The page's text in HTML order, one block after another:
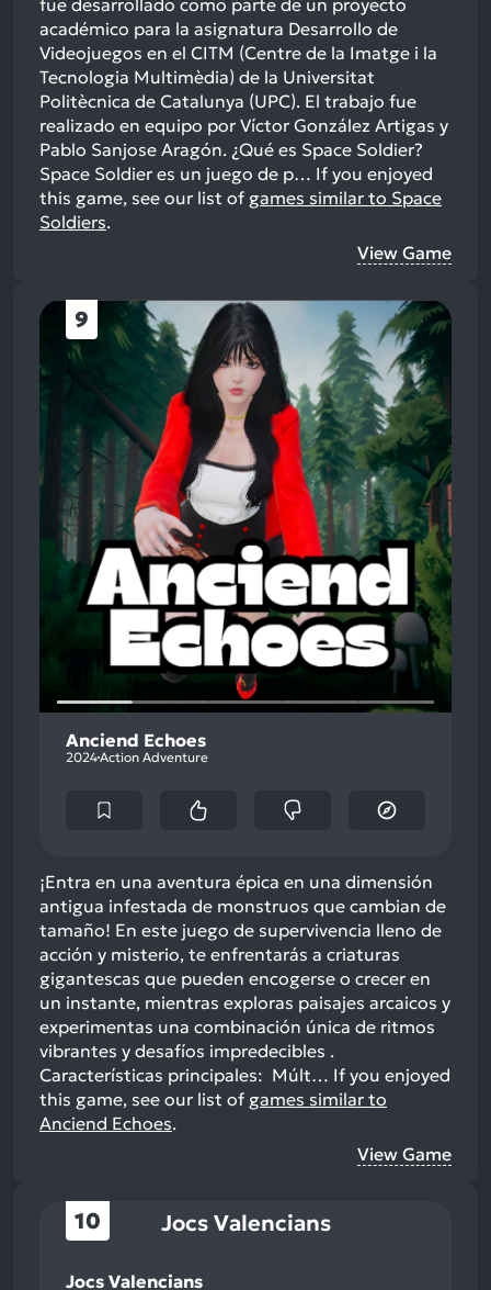
fue desarrollado como parte de un proyecto
académico para la asignatura Desarrollo de
Videojuegos en el CITM (Centre de la Imatge i la
Tecnologia Multimèdia) de la Universitat
Politècnica de Catalunya (UPC). El trabajo fue
realizado en equipo por Víctor González Artigas y
Pablo Sanjose Aragón. ¿Qué es Space Soldier?
Space Soldier es un juego de p… If you enjoyed
this game, see our list of games similar to Space
Soldiers.
View Game
9
Anciend Echoes
2024Action Adventure
¡Entra en una aventura épica en una dimensión
antigua infestada de monstruos que cambian de
tamaño! En este juego de supervivencia lleno de
acción y misterio, te enfrentarás a criaturas
gigantescas que pueden encogerse o crecer en
un instante, mientras exploras paisajes arcaicos y
experimentas una combinación única de ritmos
vibrantes y desafíos impredecibles .
Características principales: Múlt… If you enjoyed
this game, see our list of games similar to
Anciend Echoes.
View Game
10 Jocs Valencians
Jocs Valencians